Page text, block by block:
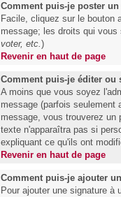
Comment puis-je poster
Facile, cliquez sur le bouton
message; les droits qui
voter, etc.)
Revenir en haut de page
Comment puis-je éditer ou
A moins que vous soyez
message (parfois seulement
message, vous trouverez un
texte n'apparaîtra pas si
expliquant ce qu'ils ont
Revenir en haut de page
Comment puis-je ajouter
Pour ajouter une signature